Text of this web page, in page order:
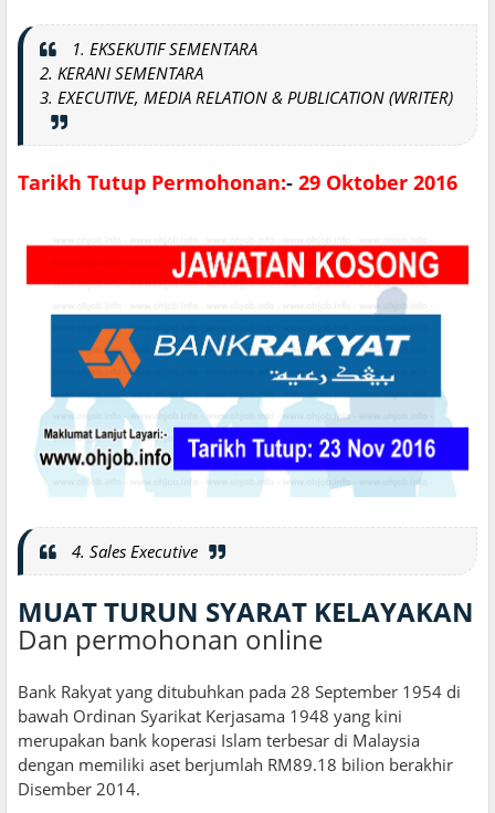
1. EKSEKUTIF SEMENTARA
2. KERANI SEMENTARA
3. EXECUTIVE, MEDIA RELATION & PUBLICATION (WRITER)
Tarikh Tutup Permohonan:- 29 Oktober 2016
4. Sales Executive
MUAT TURUN SYARAT KELAYAKAN
Dan permohonan online
Bank Rakyat yang ditubuhkan pada 28 September 1954 di
bawah Ordinan Syarikat Kerjasama 1948 yang kini
merupakan bank koperasi Islam terbesar di Malaysia
dengan memiliki aset berjumlah RM89.18 bilion berakhir
Disember 2014.